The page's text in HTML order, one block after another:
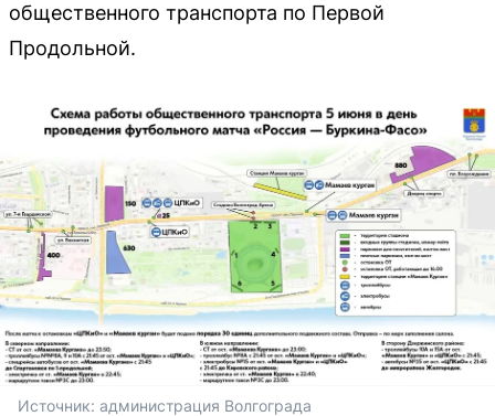
общественного транспорта по Первой
Продольной.
Источник: администрация Волгограда